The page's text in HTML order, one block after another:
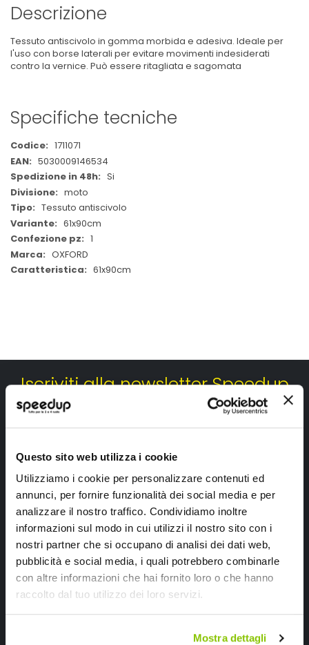
Questo sito web utilizza i cookie
Utilizziamo i cookie per personalizzare contenuti ed
annunci, per fornire funzionalità dei social media e per
analizzare il nostro traffico. Condividiamo inoltre
informazioni sul modo in cui utilizzi il nostro sito con i
nostri partner che si occupano di analisi dei dati web,
pubblicità e social media, i quali potrebbero combinarle
con altre informazioni che hai fornito loro o che hanno
raccolto dal tuo utilizzo dei loro servizi.
Mostra dettagli
Descrizione
Tessuto antiscivolo in gomma morbida e adesiva. Ideale per
l'uso con borse laterali per evitare movimenti indesiderati
contro la vernice. Può essere ritagliata e sagomata
Specifiche tecniche
Maggiori
Informazioni
1711071
5030009146534
Si
moto
Tessuto antiscivolo
61x90cm
1
OXFORD
61x90cm
Iscriviti alla newsletter Speedup
Ricevi subito uno sconto del 10% per il tuo primo acquisto online!
Iscrivimi
Segui SPEEDUP.IT